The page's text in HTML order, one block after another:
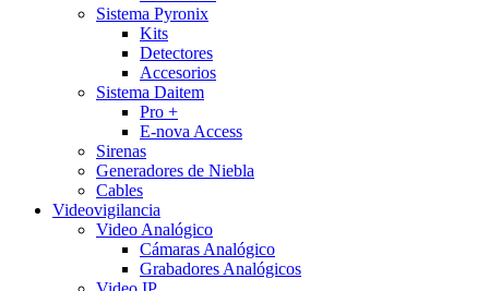
Sistema Pyronix
Kits
Detectores
Accesorios
Sistema Daitem
Pro +
E-nova Access
Sirenas
Generadores de Niebla
Cables
Videovigilancia
Video Analógico
Cámaras Analógico
Grabadores Analógicos